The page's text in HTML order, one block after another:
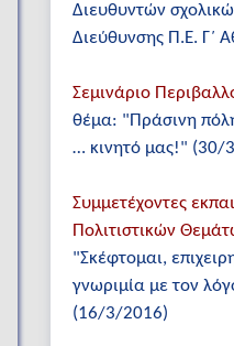
Διευθυντών
Διεύθυνσης Π.Ε. Γ΄
Σεμινάριο
θέμα: "Πράσινη
… κινητό μας!" (30/
Συμμετέχοντες
Πολιτιστικών
"Σκέφτομαι,
γνωριμία με τον
(16/3/2016)